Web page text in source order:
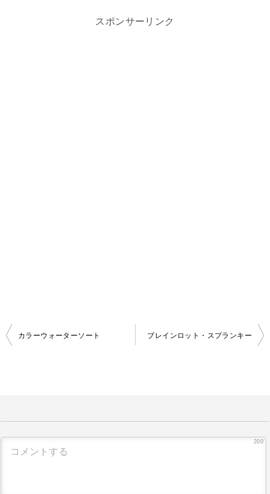
スポンサーリンク
投
ー
シ
カラーウォーターソート ブレインロット・スプランキー
200